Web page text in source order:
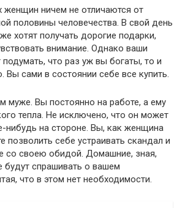
женщин ничем не отличаются от
половины человечества. В свой день
хотят получать дорогие подарки,
внимание. Однако ваши
что раз уж вы богаты, то и
Вы сами в состоянии себе все купить.
муже. Вы постоянно на работе, а ему
тепла. Не исключено, что он может
нибудь на стороне. Вы, как женщина
позволить себе устраивать скандал и
со своею обидой. Домашние, зная,
будут спрашивать о вашем
что в этом нет необходимости.